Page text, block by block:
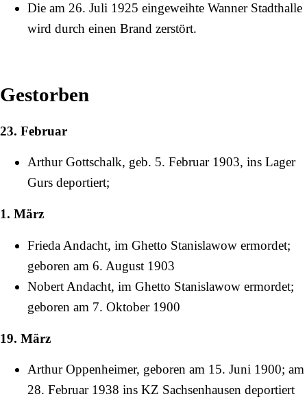
Die am 26. Juli 1925 eingeweihte Wanner Stadthalle
wird durch einen Brand zerstört.
Gestorben
23. Februar
Arthur Gottschalk, geb. 5. Februar 1903, ins Lager
Gurs deportiert;
1. März
Frieda Andacht, im Ghetto Stanislawow ermordet;
geboren am 6. August 1903
Nobert Andacht, im Ghetto Stanislawow ermordet;
geboren am 7. Oktober 1900
19. März
Arthur Oppenheimer, geboren am 15. Juni 1900; am
28. Februar 1938 ins KZ Sachsenhausen deportiert